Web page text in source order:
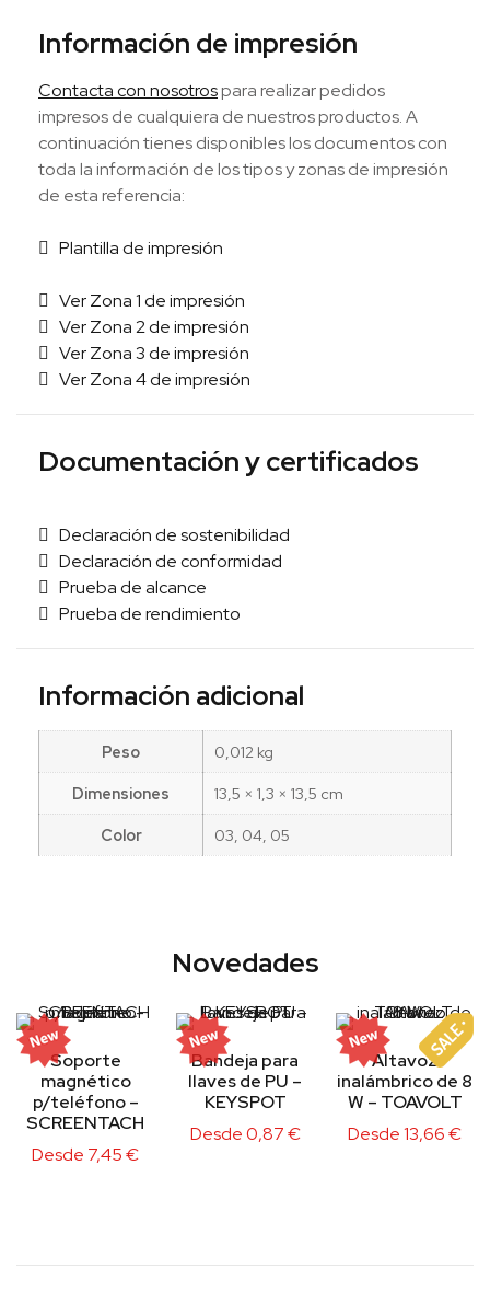
Información de impresión
Contacta con nosotrospara realizar pedidos
impresos de cualquiera de nuestros productos. A
continuación tienes disponibles los documentos con
toda la información de los tipos y zonas de impresión
de esta referencia:
Plantilla de impresión
Ver Zona 1 de impresión
Ver Zona 2 de impresión
Ver Zona 3 de impresión
Ver Zona 4 de impresión
Documentación y certificados
Declaración de sostenibilidad
Declaración de conformidad
Prueba de alcance
Prueba de rendimiento
Información adicional
Peso
0,012 kg
Dimensiones
13,5 × 1,3 × 13,5 cm
Color
03, 04, 05
Novedades
Soporte
magnético
p/teléfono –
SCREENTACH
Desde 7,45€
Bandeja para
llaves de PU –
KEYSPOT
Desde0,87€
Altavoz
inalámbrico de 8
W – TOAVOLT
Desde13,66€